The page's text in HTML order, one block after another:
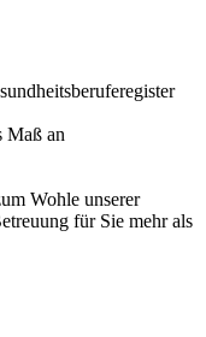
Maß an
Wohle unserer
für Sie mehr als